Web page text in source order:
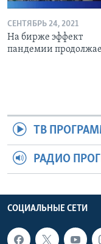
СЕНТЯБРЬ 24, 2021
На бирже эффект
пандемии
ТВ
РАДИО
СОЦИАЛЬНЫЕ СЕТИ